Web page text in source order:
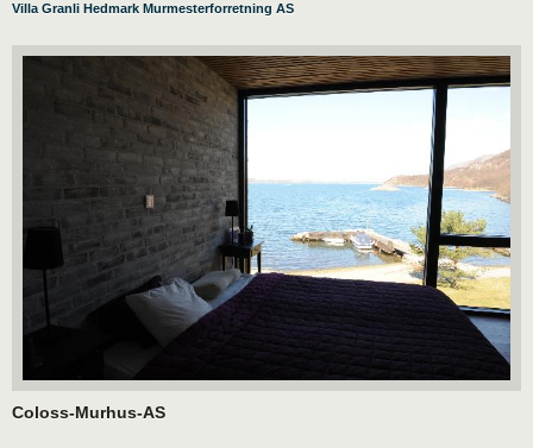
Villa Granli Hedmark Murmesterforretning AS
Coloss-Murhus-AS